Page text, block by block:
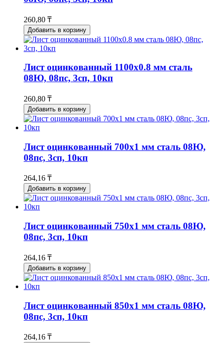
260,80 ₸
Добавить в корзину
Лист оцинкованный 1100x0.8 мм сталь
08Ю, 08пс, 3сп, 10кп
260,80 ₸
Добавить в корзину
Лист оцинкованный 700x1 мм сталь 08Ю,
08пс, 3сп, 10кп
264,16 ₸
Добавить в корзину
Лист оцинкованный 750x1 мм сталь 08Ю,
08пс, 3сп, 10кп
264,16 ₸
Добавить в корзину
Лист оцинкованный 850x1 мм сталь 08Ю,
08пс, 3сп, 10кп
264,16 ₸